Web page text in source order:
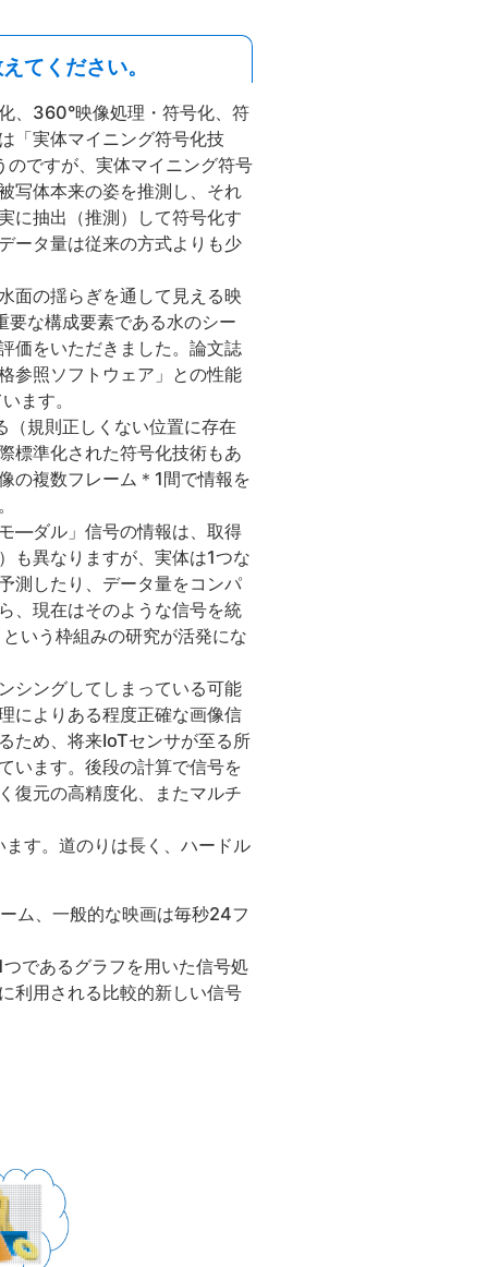
てください。
、360°映像処理・符号化、符
「実体マイニング符号化技
ですが、実体マイニング符号
写体本来の姿を推測し、それ
に抽出（推測）して符号化す
ータ量は従来の方式よりも少
面の揺らぎを通して見える映
な構成要素である水のシー
価をいただきました。論文誌
参照ソフトウェア」との性能
ます。
（規則正しくない位置に存在
標準化された符号化技術もあ
の複数フレーム＊1間で情報を
―ダル」信号の情報は、取得
も異なりますが、実体は1つな
測したり、データ量をコンパ
、現在はそのような信号を統
いう枠組みの研究が活発にな
シングしてしまっている可能
によりある程度正確な画像信
ため、将来IoTセンサが至る所
います。後段の計算で信号を
復元の高精度化、またマルチ
す。道のりは長く、ハードル
ム、一般的な映画は毎秒24フ
であるグラフを用いた信号処
利用される比較的新しい信号